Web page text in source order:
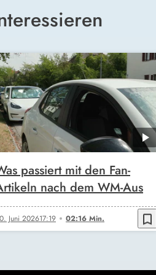
passiert mit den Fan-
nach dem WM-Aus
Juni 202617:19 02:16 Min. bookmark_border